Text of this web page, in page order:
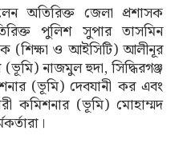
অতিরিক্ত জেলা প্রশাসক
পুলিশ সুপার তাসমিন
(শিক্ষা ও আইসিটি) আলীনূর
নাজমুল হুদা, সিদ্ধিরগঞ্জ
(ভূমি) দেবযানী কর এবং
কমিশনার (ভূমি) মোহাম্মদ